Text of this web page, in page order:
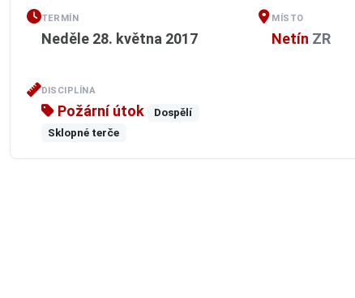
TERMÍN
Neděle 28. května 2017
MÍSTO
Netín ZR
DISCIPLÍNA
Požární útok
Dospělí
Sklopné terče